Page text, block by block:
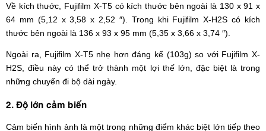
Về kích thước, Fujifilm X-T5 có kích thước bên ngoài là 130 x 91 x
64 mm (5,12 x 3,58 x 2,52 ″). Trong khi Fujifilm X-H2S có kích
thước bên ngoài là 136 x 93 x 95 mm (5,35 x 3,66 x 3,74 ″).
Ngoài ra, Fujifilm X-T5 nhẹ hơn đáng kể (103g) so với Fujifilm X-
H2S, điều này có thể trở thành một lợi thế lớn, đặc biệt là trong
những chuyến đi bộ dài ngày.
2. Độ lớn cảm biến
Cảm biến hình ảnh là một trong những điểm khác biệt lớn tiếp theo